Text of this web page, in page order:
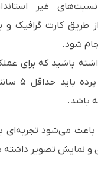
غیر
طریق کارت گرافیک و
شود.
باشید که برای
باشد.
باعث می‌شود تجربه‌ای
و نمایش تصویر داشته